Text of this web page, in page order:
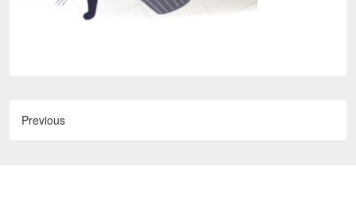
Previous